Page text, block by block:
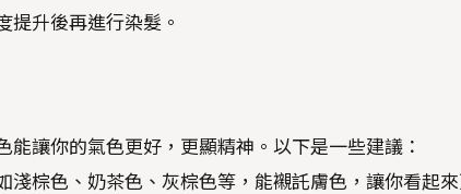
提升後再進行染髮。
讓你的氣色更好，更顯精神。以下是一些建議：
淺棕色、奶茶色、灰棕色等，能襯託膚色，讓你看起